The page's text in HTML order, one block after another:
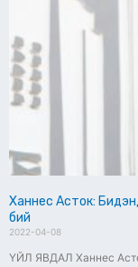
Ханнес Асток:
бий
2022-04-08
ҮЙЛ ЯВДАЛ Ханнес